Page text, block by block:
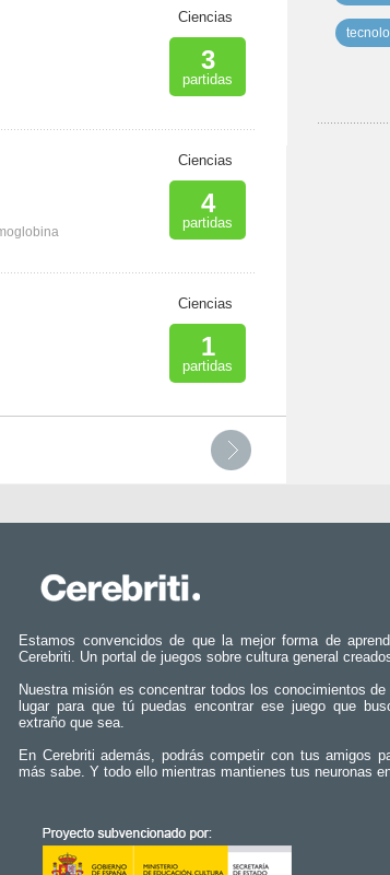
Ciencias
3
partidas
Ciencias
4
partidas
Ciencias
1
partidas
Estamos convencidos de que la mejor forma de
Cerebriti. Un portal de juegos sobre cultura general
Nuestra misión es concentrar todos los conocimientos
lugar para que tú puedas encontrar ese juego que
extraño que sea.
En Cerebriti además, podrás competir con tus amigos
más sabe. Y todo ello mientras mantienes tus neuronas